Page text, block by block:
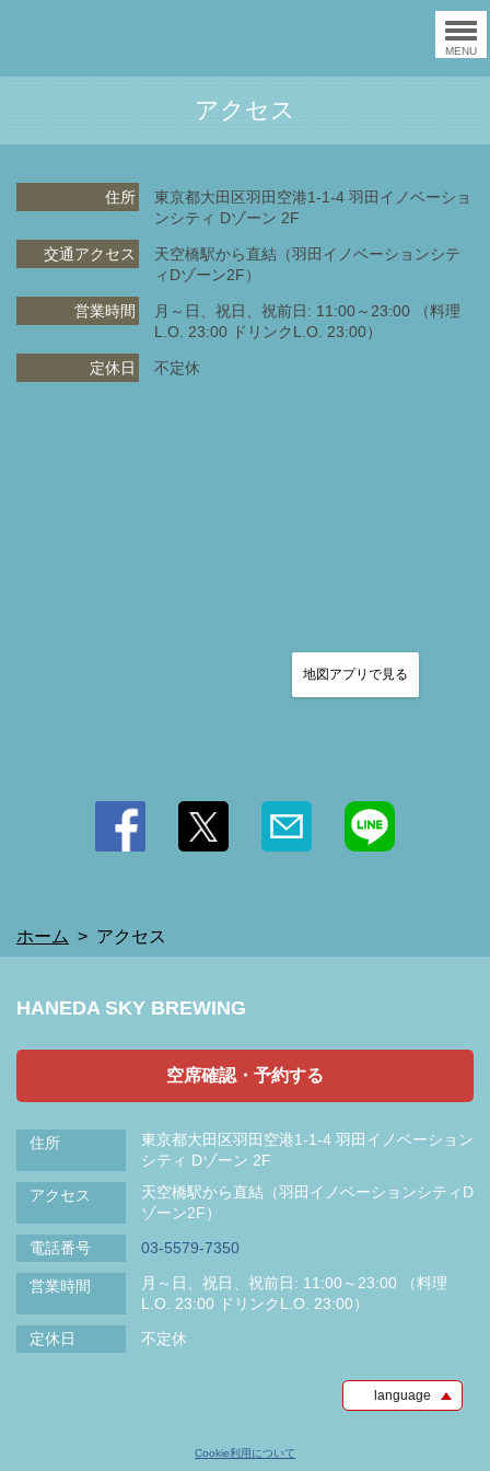
MENU
アクセス
住所
東京都大田区羽田空港1-1-4 羽田イノベーショ
ンシティ Dゾーン 2F
交通アクセス
天空橋駅から直結（羽田イノベーションシテ
ィDゾーン2F）
営業時間
月～日、祝日、祝前日: 11:00～23:00 （料理
L.O. 23:00 ドリンクL.O. 23:00）
定休日 不定休
地図アプリで見る
ホーム アクセス
東京都大田区羽田空港1-1-4 羽田イノベーションシティ Dゾーン 2F
HANEDA SKY BREWING
空席確認・予約する
住所
東京都大田区羽田空港1-1-4 羽田イノベーション
シティ Dゾーン 2F
アクセス
天空橋駅から直結（羽田イノベーションシティD
ゾーン2F）
電話番号
03-5579-7350
営業時間
月～日、祝日、祝前日: 11:00～23:00 （料理
L.O. 23:00 ドリンクL.O. 23:00）
定休日
不定休
language
Cookie利用について